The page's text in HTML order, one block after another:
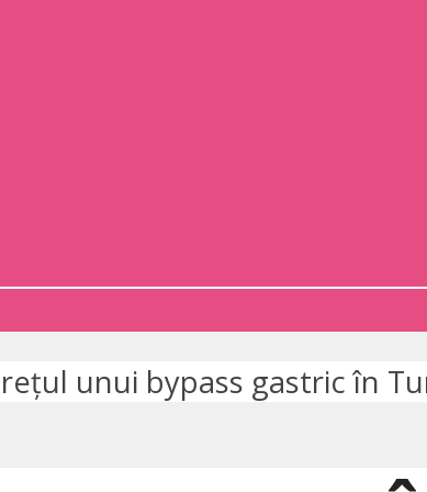
unui bypass gastric în